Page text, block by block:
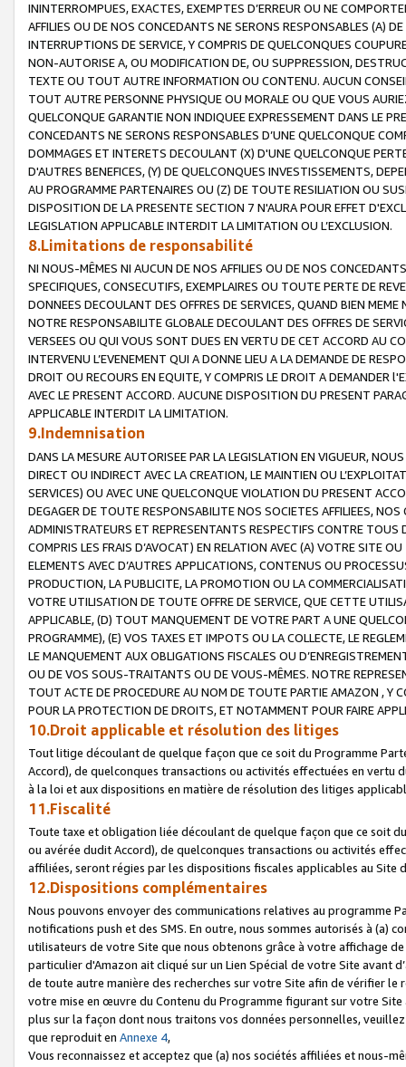
ININTERROMPUES, EXACTES, EXEMPTES D’ERREUR OU NE
AFFILIES OU DE NOS CONCEDANTS NE SERONS RESPONSABLES (A)
INTERRUPTIONS DE SERVICE, Y COMPRIS DE QUELCONQUES
NON-AUTORISE A, OU MODIFICATION DE, OU SUPPRESSION,
TEXTE OU TOUT AUTRE INFORMATION OU CONTENU. AUCUN
TOUT AUTRE PERSONNE PHYSIQUE OU MORALE OU QUE VOUS
QUELCONQUE GARANTIE NON INDIQUEE EXPRESSEMENT DANS LE
CONCEDANTS NE SERONS RESPONSABLES D’UNE QUELCONQUE
DOMMAGES ET INTERETS DECOULANT (X) D'UNE QUELCONQUE
D'AUTRES BENEFICES, (Y) DE QUELCONQUES INVESTISSEMENTS,
AU PROGRAMME PARTENAIRES OU (Z) DE TOUTE RESILIATION OU
DISPOSITION DE LA PRESENTE SECTION 7 N'AURA POUR EFFET
LEGISLATION APPLICABLE INTERDIT LA LIMITATION OU L’EXCLUSION.
8.Limitations de responsabilité
NI NOUS-MÊMES NI AUCUN DE NOS AFFILIES OU DE NOS
SPECIFIQUES, CONSECUTIFS, EXEMPLAIRES OU TOUTE PERTE DE
DONNEES DECOULANT DES OFFRES DE SERVICES, QUAND BIEN
NOTRE RESPONSABILITE GLOBALE DECOULANT DES OFFRES DE
VERSEES OU QUI VOUS SONT DUES EN VERTU DE CET ACCORD AU
INTERVENU L’EVENEMENT QUI A DONNE LIEU A LA DEMANDE DE
DROIT OU RECOURS EN EQUITE, Y COMPRIS LE DROIT A DEMANDER
AVEC LE PRESENT ACCORD. AUCUNE DISPOSITION DU PRESENT
APPLICABLE INTERDIT LA LIMITATION.
9.Indemnisation
DANS LA MESURE AUTORISEE PAR LA LEGISLATION EN VIGUEUR,
DIRECT OU INDIRECT AVEC LA CREATION, LE MAINTIEN OU
SERVICES) OU AVEC UNE QUELCONQUE VIOLATION DU PRESENT
DEGAGER DE TOUTE RESPONSABILITE NOS SOCIETES AFFILIEES,
ADMINISTRATEURS ET REPRESENTANTS RESPECTIFS CONTRE
COMPRIS LES FRAIS D’AVOCAT) EN RELATION AVEC (A) VOTRE SITE
ELEMENTS AVEC D’AUTRES APPLICATIONS, CONTENUS OU
PRODUCTION, LA PUBLICITE, LA PROMOTION OU LA
VOTRE UTILISATION DE TOUTE OFFRE DE SERVICE, QUE CETTE
APPLICABLE, (D) TOUT MANQUEMENT DE VOTRE PART A UNE
PROGRAMME), (E) VOS TAXES ET IMPOTS OU LA COLLECTE, LE
LE MANQUEMENT AUX OBLIGATIONS FISCALES OU
OU DE VOS SOUS-TRAITANTS OU DE VOUS-MÊMES. NOTRE
TOUT ACTE DE PROCEDURE AU NOM DE TOUTE PARTIE AMAZON , Y
POUR LA PROTECTION DE DROITS, ET NOTAMMENT POUR FAIRE
10.Droit applicable et résolution des litiges
Tout litige découlant de quelque façon que ce soit du Programme
Accord), de quelconques transactions ou activités effectuées en vertu
à la loi et aux dispositions en matière de résolution des litiges
11.Fiscalité
Toute taxe et obligation liée découlant de quelque façon que ce soit
ou avérée dudit Accord), de quelconques transactions ou activités
affiliées, seront régies par les dispositions fiscales applicables au Site
12.Dispositions complémentaires
Nous pouvons envoyer des communications relatives au programme
notifications push et des SMS. En outre, nous sommes autorisés à
utilisateurs de votre Site que nous obtenons grâce à votre affichage
particulier d'Amazon ait cliqué sur un Lien Spécial de votre Site avant
de toute autre manière des recherches sur votre Site afin de vérifier
votre mise en œuvre du Contenu du Programme figurant sur votre
plus sur la façon dont nous traitons vos données personnelles,
que reproduit en Annexe 4,
Vous reconnaissez et acceptez que (a) nos sociétés affiliées et nous-